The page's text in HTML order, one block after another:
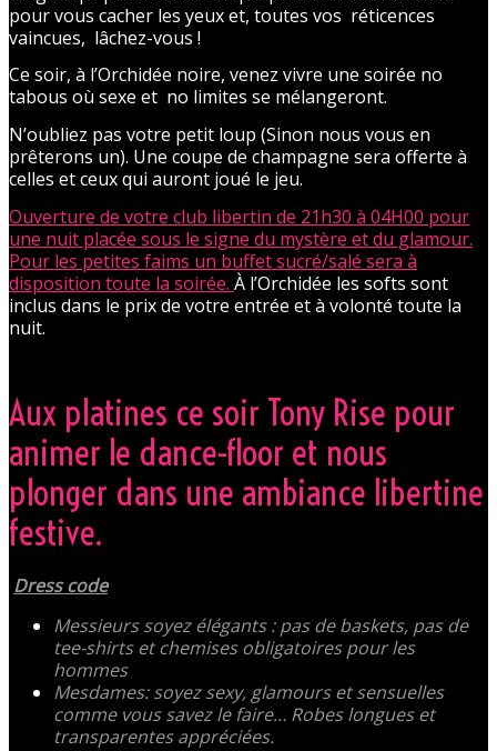
pour vous cacher les yeux et, toutes vos réticences
vaincues, lâchez-vous !
Ce soir, à l’Orchidée noire, venez vivre une soirée no
tabous où sexe et no limites se mélangeront.
N’oubliez pas votre petit loup (Sinon nous vous en
prêterons un). Une coupe de champagne sera offerte à
celles et ceux qui auront joué le jeu.
Ouverture de votre club libertin de 21h30 à 04H00 pour
une nuit placée sous le signe du mystère et du glamour.
Pour les petites faims un buffet sucré/salé sera à
disposition toute la soirée. À l’Orchidée les softs sont
inclus dans le prix de votre entrée et à volonté toute la
nuit.
Aux platines ce soir Tony Rise pour
animer le dance-floor et nous
plonger dans une ambiance libertine
festive.
Dress code
Messieurs soyez élégants : pas de baskets, pas de
tee-shirts et chemises obligatoires pour les
hommes
Mesdames: soyez sexy, glamours et sensuelles
comme vous savez le faire… Robes longues et
transparentes appréciées.